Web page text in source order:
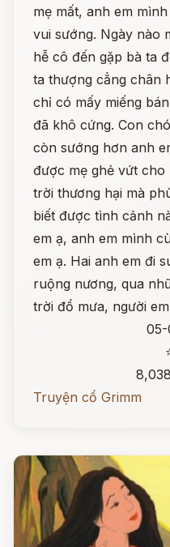
mẹ mất, anh em
vui sướng. Ngày nào
hễ cô đến gặp bà ta
ta thượng cẳng chân
chỉ có mấy miếng
đã khô cứng. Con
còn sướng hơn anh
được mẹ ghẻ vứt cho
trời thương hại mà
biết được tình cảnh
em ạ, anh em mình
em ạ. Hai anh em đi
ruộng nương, qua
trời đổ mưa, người
05-
Truyện cổ Grimm